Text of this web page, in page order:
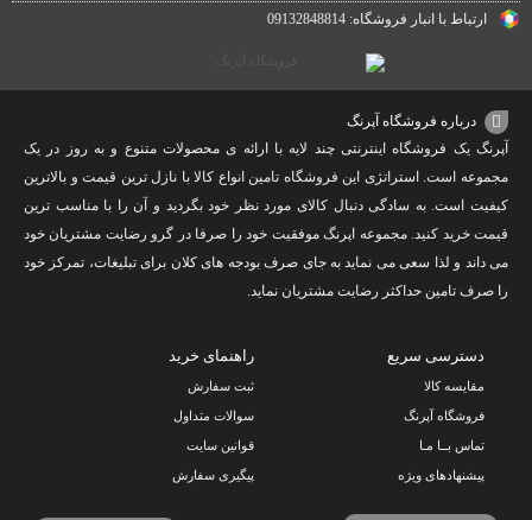
ارتباط با انبار فروشگاه: 09132848814
درباره فروشگاه آپرنگ
آپرنگ یک فروشگاه اینترنتی چند لایه با ارائه ی محصولات متنوع و به روز در یک
مجموعه است. استراتژی این فروشگاه تامین انواع کالا با نازل ترین قیمت و بالاترین
کیفیت است. به سادگی دنبال کالای مورد نظر خود بگردید و آن را با مناسب ترین
قیمت خرید کنید. مجموعه اپرنگ موفقیت خود را صرفا در گرو رضایت مشتریان خود
می داند و لذا سعی می نماید به جای صرف بودجه های کلان برای تبلیغات، تمرکز خود
را صرف تامین حداکثر رضایت مشتریان نماید‌.
دسترسی سریع
مقایسه کالا
فروشگاه آپرنگ
تماس بــا مـا
پیشنهادهای ویژه
راهنمای خرید
ثبت سفارش
سوالات متداول
قوانین سایت
پیگیری سفارش